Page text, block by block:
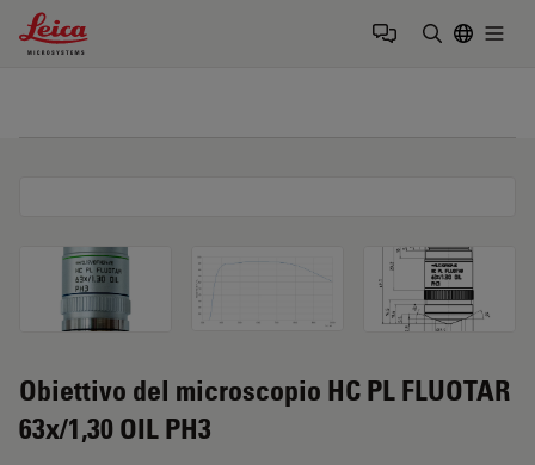
Leica Microsystems Logo
Obiettivo del microscopio HC PL FLUOTAR
63x/1,30 OIL PH3